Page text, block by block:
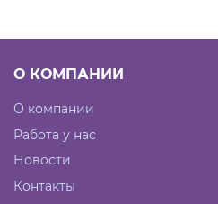
О КОМПАНИИ
О компании
Работа у нас
Новости
Контакты